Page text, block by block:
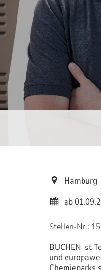
Hamburg
ab
Stellen-Nr.:
BUCHEN ist
und
Chemieparks